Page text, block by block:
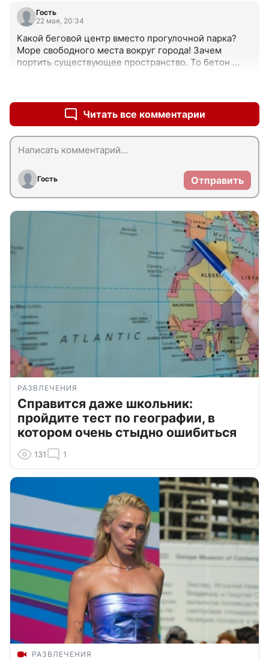
Гость
22 мая, 20:34
Какой беговой центр вместо прогулочной парка?
Море свободного места вокруг города! Зачем
портить существующее пространство. То бетон
Читать все комментарии
Гость Отправить
РАЗВЛЕЧЕНИЯ
Справится даже школьник:
пройдите тест по географии, в
котором очень стыдно ошибиться
131 1
РАЗВЛЕЧЕНИЯ